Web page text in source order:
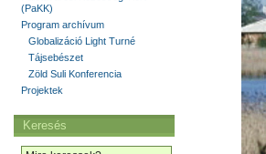
(PaKK)
Program archívum
Globalizáció Light Turné
Tájsebészet
Zöld Suli Konferencia
Projektek
Keresés